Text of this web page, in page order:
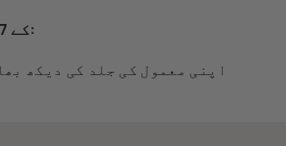
Microneedling کے 7+ دن بعد:
اپنی معمول کی جلد کی دیکھ